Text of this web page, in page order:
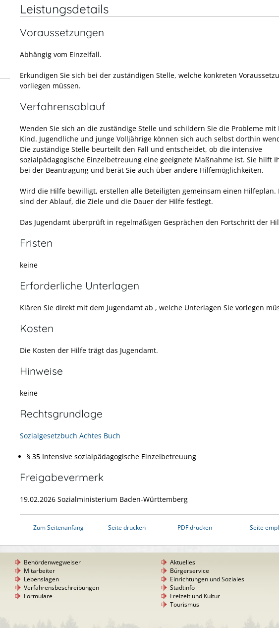
Leistungsdetails
Voraussetzungen
Abhängig vom Einzelfall.
Erkundigen Sie sich bei der zuständigen Stelle, welche konkreten
vorliegen müssen.
Verfahrensablauf
Wenden Sie sich an die zuständige Stelle und schildern Sie die Probleme mit
Kind. Jugendliche und junge Volljährige können sich auch selbst dorthin
Die zuständige Stelle beurteilt den Fall und entscheidet, ob die intensive
sozialpädagogische Einzelbetreuung eine geeignete Maßnahme ist. Sie hilft
bei der Beantragung und berät Sie auch über andere Hilfemöglichkeiten.
Wird die Hilfe bewilligt, erstellen alle Beteiligten gemeinsam einen Hilfeplan.
sind der Ablauf, die Ziele und die Dauer der Hilfe festlegt.
Das Jugendamt überprüft in regelmäßigen Gesprächen den Fortschritt der
Fristen
keine
Erforderliche Unterlagen
Klären Sie direkt mit dem Jugendamt ab , welche Unterlagen Sie vorlegen
Kosten
Die Kosten der Hilfe trägt das Jugendamt.
Hinweise
keine
Rechtsgrundlage
Sozialgesetzbuch Achtes Buch
§ 35 Intensive sozialpädagogische Einzelbetreuung
Freigabevermerk
19.02.2026 Sozialministerium Baden-Württemberg
Zum Seitenanfang Seite drucken PDF drucken Seite
Behördenwegweiser
Mitarbeiter
Lebenslagen
Verfahrensbeschreibungen
Formulare
Aktuelles
Bürgerservice
Einrichtungen und Soziales
Stadtinfo
Freizeit und Kultur
Tourismus